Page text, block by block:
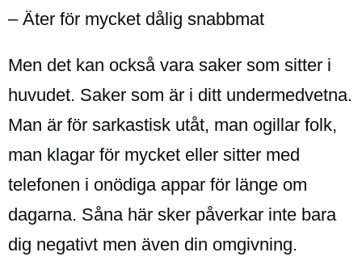
– Äter för mycket dålig snabbmat
Men det kan också vara saker som sitter i
huvudet. Saker som är i ditt undermedvetna.
Man är för sarkastisk utåt, man ogillar folk,
man klagar för mycket eller sitter med
telefonen i onödiga appar för länge om
dagarna. Såna här sker påverkar inte bara
dig negativt men även din omgivning.